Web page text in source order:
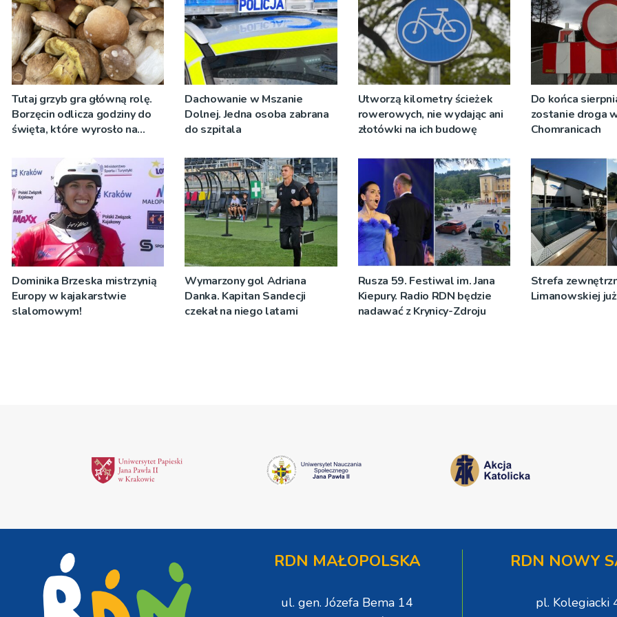
Tutaj grzyb gra główną rolę.
Borzęcin odlicza godziny do
święta, które wyrosło na
Dachowanie w Mszanie
Dolnej. Jedna osoba zabrana
do szpitala
Utworzą kilometry ścieżek
rowerowych, nie wydając ani
złotówki na ich budowę
Do końca
zostanie droga
Chomranicach
Dominika Brzeska mistrzynią
Europy w kajakarstwie
slalomowym!
Wymarzony gol Adriana
Danka. Kapitan Sandecji
czekał na niego latami
Rusza 59. Festiwal im. Jana
Kiepury. Radio RDN będzie
nadawać z Krynicy-Zdroju
Strefa
Limanowskiej już
RDN MAŁOPOLSKA
ul. gen. Józefa Bema 14
RDN NOWY
pl. Kolegiacki